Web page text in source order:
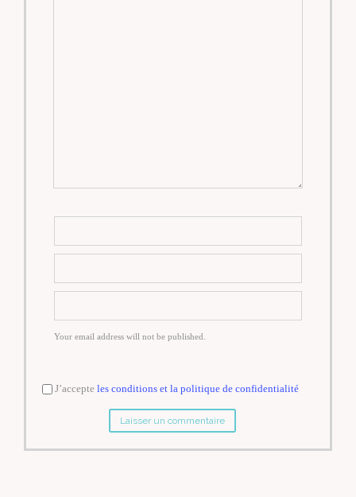
Your email address will not be published.
J’accepte les conditions et la politique de confidentialité